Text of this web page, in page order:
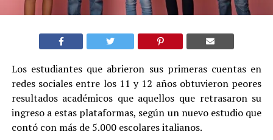
Los estudiantes que abrieron sus primeras cuentas en
redes sociales entre los 11 y 12 años obtuvieron peores
resultados académicos que aquellos que retrasaron su
ingreso a estas plataformas, según un nuevo estudio que
contó con más de 5.000 escolares italianos.